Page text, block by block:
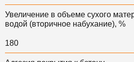
Увеличение в объеме сухого
водой (вторичное набухание), %
180